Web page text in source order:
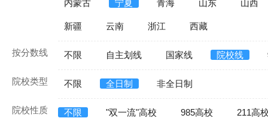
内蒙古 宁夏 青海 山东 山西
新疆 云南 浙江 西藏
按分数线 不限 自主划线 国家线 院校线
院校类型 不限 全日制 非全日制
院校性质 不限 "双一流"高校 985高校 211高